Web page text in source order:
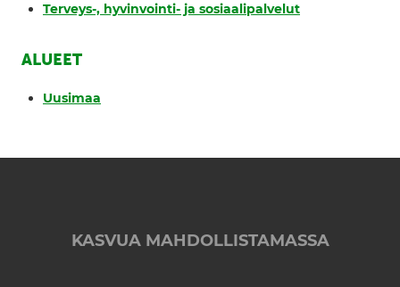
Terveys-, hyvinvointi- ja sosiaalipalvelut
ALUEET
Uusimaa
KASVUA MAHDOLLISTAMASSA